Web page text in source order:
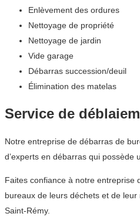
Enlèvement des ordures
Nettoyage de propriété
Nettoyage de jardin
Vide garage
Débarras succession/deuil
Élimination des matelas
Service de
Notre entreprise de débarras de
d’experts en débarras qui possède
Faites confiance à notre entreprise
bureaux de leurs déchets et de
Saint-Rémy.